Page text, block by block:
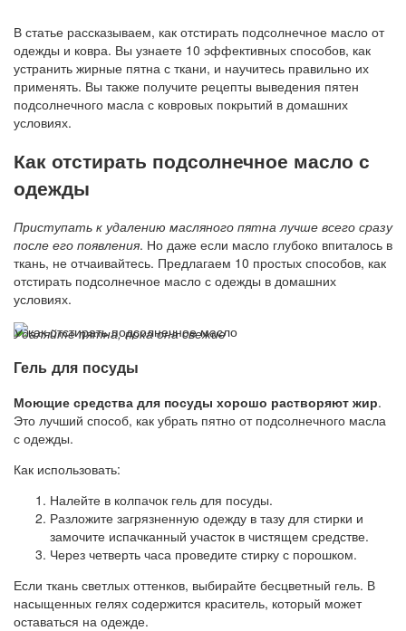
В статье рассказываем, как отстирать подсолнечное масло от
одежды и ковра. Вы узнаете 10 эффективных способов, как
устранить жирные пятна с ткани, и научитесь правильно их
применять. Вы также получите рецепты выведения пятен
подсолнечного масла с ковровых покрытий в домашних
условиях.
Как отстирать подсолнечное масло с
одежды
Приступать к удалению масляного пятна лучше всего сразу
после его появления. Но даже если масло глубоко впиталось в
ткань, не отчаивайтесь. Предлагаем 10 простых способов, как
отстирать подсолнечное масло с одежды в домашних
условиях.
Удаляйте пятна, пока она свежие
Гель для посуды
Моющие средства для посуды хорошо растворяют жир.
Это лучший способ, как убрать пятно от подсолнечного масла
с одежды.
Как использовать:
Налейте в колпачок гель для посуды.
Разложите загрязненную одежду в тазу для стирки и
замочите испачканный участок в чистящем средстве.
Через четверть часа проведите стирку с порошком.
Если ткань светлых оттенков, выбирайте бесцветный гель. В
насыщенных гелях содержится краситель, который может
оставаться на одежде.